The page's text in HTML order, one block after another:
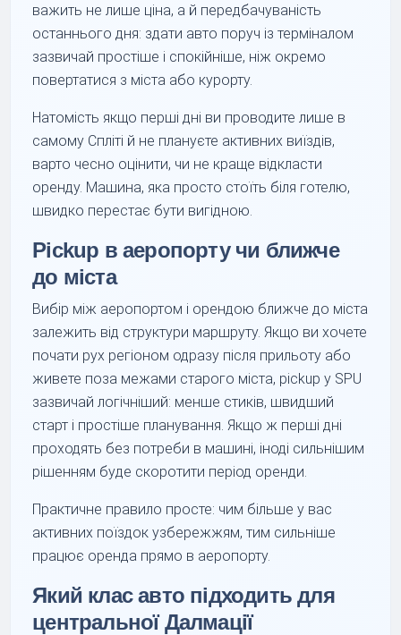
важить не лише ціна, а й передбачуваність
останнього дня: здати авто поруч із терміналом
зазвичай простіше і спокійніше, ніж окремо
повертатися з міста або курорту.
Натомість якщо перші дні ви проводите лише в
самому Спліті й не плануєте активних виїздів,
варто чесно оцінити, чи не краще відкласти
оренду. Машина, яка просто стоїть біля готелю,
швидко перестає бути вигідною.
Pickup в аеропорту чи ближче
до міста
Вибір між аеропортом і орендою ближче до міста
залежить від структури маршруту. Якщо ви хочете
почати рух регіоном одразу після прильоту або
живете поза межами старого міста, pickup у SPU
зазвичай логічніший: менше стиків, швидший
старт і простіше планування. Якщо ж перші дні
проходять без потреби в машині, іноді сильнішим
рішенням буде скоротити період оренди.
Практичне правило просте: чим більше у вас
активних поїздок узбережжям, тим сильніше
працює оренда прямо в аеропорту.
Який клас авто підходить для
центральної Далмації